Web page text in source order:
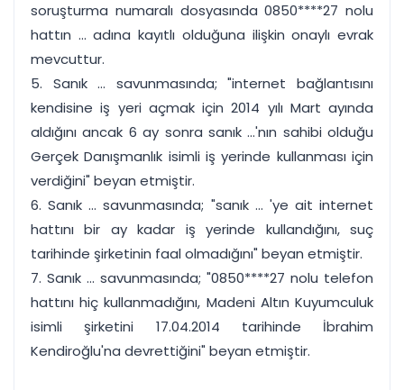
soruşturma numaralı dosyasında 0850****27 nolu
hattın ... adına kayıtlı olduğuna ilişkin onaylı evrak
mevcuttur.
5. Sanık ... savunmasında; "internet bağlantısını
kendisine iş yeri açmak için 2014 yılı Mart ayında
aldığını ancak 6 ay sonra sanık ...'nın sahibi olduğu
Gerçek Danışmanlık isimli iş yerinde kullanması için
verdiğini" beyan etmiştir.
6. Sanık ... savunmasında; "sanık ... 'ye ait internet
hattını bir ay kadar iş yerinde kullandığını, suç
tarihinde şirketinin faal olmadığını" beyan etmiştir.
7. Sanık ... savunmasında; "0850****27 nolu telefon
hattını hiç kullanmadığını, Madeni Altın Kuyumculuk
isimli şirketini 17.04.2014 tarihinde İbrahim
Kendiroğlu'na devrettiğini" beyan etmiştir.